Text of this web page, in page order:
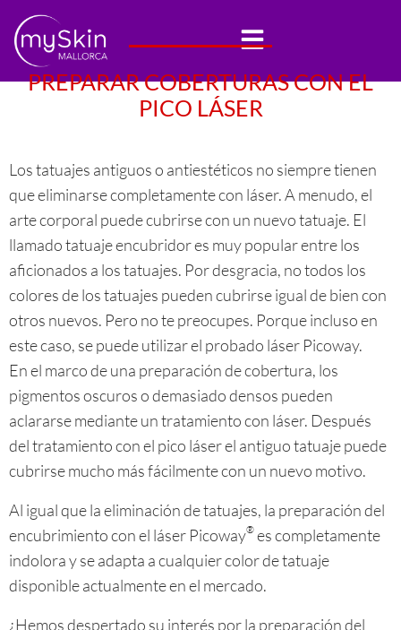
Coberturas
PREPARAR COBERTURAS CON EL
PICO LÁSER
Los tatuajes antiguos o antiestéticos no siempre tienen
que eliminarse completamente con láser. A menudo, el
arte corporal puede cubrirse con un nuevo tatuaje. El
llamado tatuaje encubridor es muy popular entre los
aficionados a los tatuajes. Por desgracia, no todos los
colores de los tatuajes pueden cubrirse igual de bien con
otros nuevos. Pero no te preocupes. Porque incluso en
este caso, se puede utilizar el probado láser Picoway.
En el marco de una preparación de cobertura, los
pigmentos oscuros o demasiado densos pueden
aclararse mediante un tratamiento con láser. Después
del tratamiento con el pico láser el antiguo tatuaje puede
cubrirse mucho más fácilmente con un nuevo motivo.
Al igual que la eliminación de tatuajes, la preparación del
encubrimiento con el láser Picoway® es completamente
indolora y se adapta a cualquier color de tatuaje
disponible actualmente en el mercado.
¿Hemos despertado su interés por la preparación del